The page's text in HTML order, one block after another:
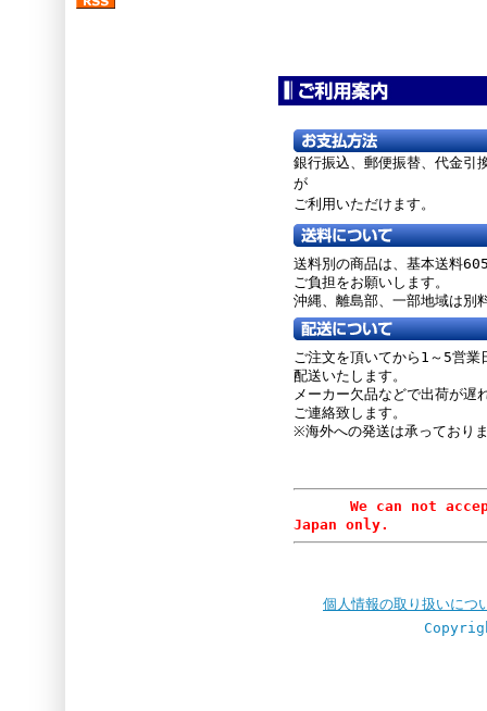
銀行振込、郵便振替、 代金引
が
ご利用いただけます。
送料別の商品は、基本送料
ご負担をお願いします。
沖縄、離島部、一部地域は別
ご注文を頂いてから1～5営業
配送いたします。
メーカー欠品などで出荷が遅
ご連絡致します。
※海外への発送は承っており
We can not accept
Japan only.
個人情報の取り扱いにつ